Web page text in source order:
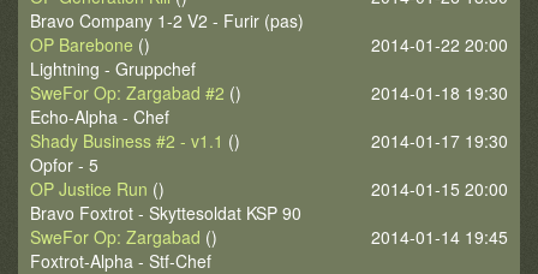
Bravo Company 1-2 V2 - Furir (pas)
2014-01-22 20:00
OP Barebone ()
Lightning - Gruppchef
2014-01-18 19:30
SweFor Op: Zargabad #2 ()
Echo-Alpha - Chef
2014-01-17 19:30
Shady Business #2 - v1.1 ()
Opfor - 5
2014-01-15 20:00
OP Justice Run ()
Bravo Foxtrot - Skyttesoldat KSP 90
2014-01-14 19:45
SweFor Op: Zargabad ()
Foxtrot-Alpha - Stf-Chef